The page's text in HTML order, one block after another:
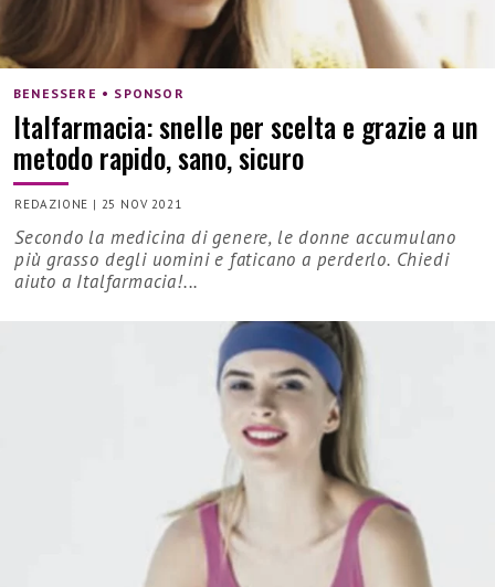
BENESSERE • SPONSOR
Italfarmacia: snelle per scelta e grazie a un
metodo rapido, sano, sicuro
REDAZIONE | 25 NOV 2021
Secondo la medicina di genere, le donne accumulano
più grasso degli uomini e faticano a perderlo. Chiedi
aiuto a Italfarmacia!...